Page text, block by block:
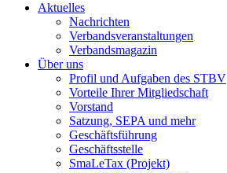
Aktuelles
Nachrichten
Verbandsveranstaltungen
Verbandsmagazin
Über uns
Profil und Aufgaben des STBV
Vorteile Ihrer Mitgliedschaft
Vorstand
Satzung, SEPA und mehr
Geschäftsführung
Geschäftsstelle
SmaLeTax (Projekt)